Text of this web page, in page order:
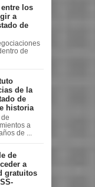
los
a
de
de
de la
de
historia
a
de ...
de
a
gratuitos